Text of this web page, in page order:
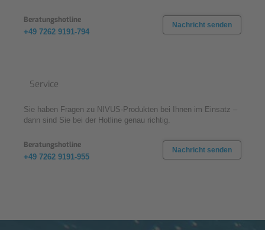
Beratungshotline
+49 7262 9191-794
Nachricht senden
Service
Sie haben Fragen zu NIVUS-Produkten bei Ihnen im Einsatz –
dann sind Sie bei der Hotline genau richtig.
Beratungshotline
+49 7262 9191-955
Nachricht senden